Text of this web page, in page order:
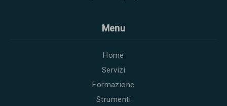
Menu
Home
Servizi
Formazione
Strumenti